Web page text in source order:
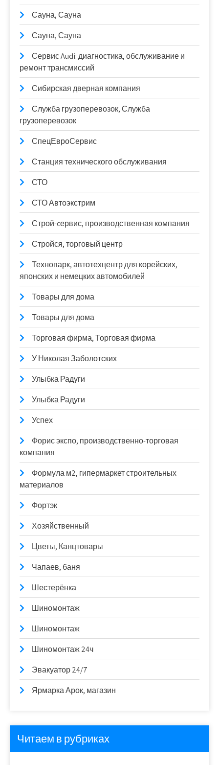
Сауна, Сауна
Сауна, Сауна
Сервис Audi: диагностика, обслуживание и
ремонт трансмиссий
Сибирская дверная компания
Служба грузоперевозок, Служба
грузоперевозок
СпецЕвроСервис
Станция технического обслуживания
СТО
СТО Автоэкстрим
Строй-cервис, производственная компания
Стройся, торговый центр
Технопарк, автотехцентр для корейских,
японских и немецких автомобилей
Товары для дома
Товары для дома
Торговая фирма, Торговая фирма
У Николая Заболотских
Улыбка Радуги
Улыбка Радуги
Успех
Форис экспо, производственно-торговая
компания
Формула м2, гипермаркет строительных
материалов
Фортэк
Хозяйственный
Цветы, Канцтовары
Чапаев, баня
Шестерёнка
Шиномонтаж
Шиномонтаж
Шиномонтаж 24ч
Эвакуатор 24/7
Ярмарка Арок, магазин
Читаем в рубриках